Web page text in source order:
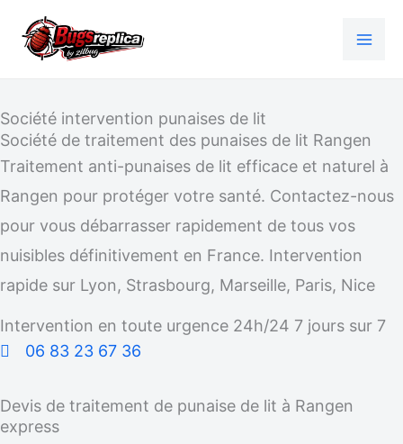
Société intervention punaises de lit
Société de traitement des punaises de lit Rangen
Traitement anti-punaises de lit efficace et naturel à
Rangen pour protéger votre santé. Contactez-nous
pour vous débarrasser rapidement de tous vos
nuisibles définitivement en France. Intervention
rapide sur Lyon, Strasbourg, Marseille, Paris, Nice
Intervention en toute urgence 24h/24 7 jours sur 7
06 83 23 67 36
Devis de traitement de punaise de lit à Rangen
express